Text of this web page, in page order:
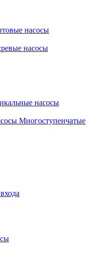
насосы
насосы
насосы
Многоступенчатые